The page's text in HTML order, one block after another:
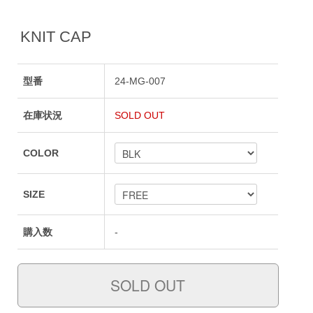
KNIT CAP
型番 24-MG-007
在庫状況 SOLD OUT
COLOR
SIZE
購入数 -